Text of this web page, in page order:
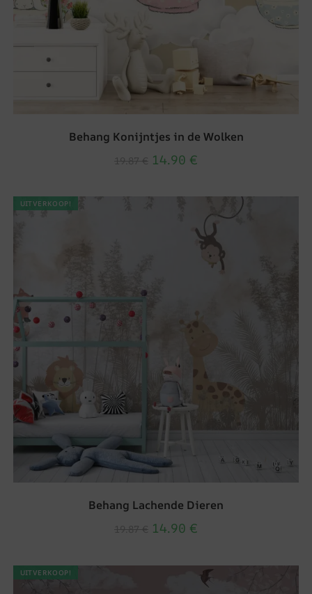
Behang Konijntjes in de Wolken
14.90 €
UITVERKOOP!
Behang Lachende Dieren
14.90 €
UITVERKOOP!